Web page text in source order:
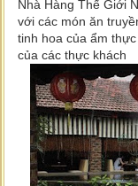
Nhà Hàng Thế Giới
với các món ăn
tinh hoa của ẩm
của các thực khách